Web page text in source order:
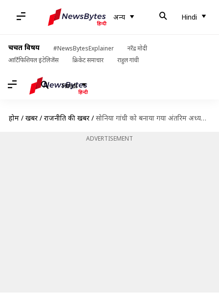
अन्य Hindi
चर्चित विषय #NewsBytesExplainer
नरेंद्र मोदी
आर्टिफिशियल इंटेलिजेंस
क्रिकेट समाचार राहुल गांधी
Hindi
होम / खबरें / राजनीति की खबरें / सोनिया गांधी को बनाया गया अंतरिम अध्यक्ष, क्या कभी गांधी परिवार से बाहर सोच पाएगी कांग्रेस?
ADVERTISEMENT